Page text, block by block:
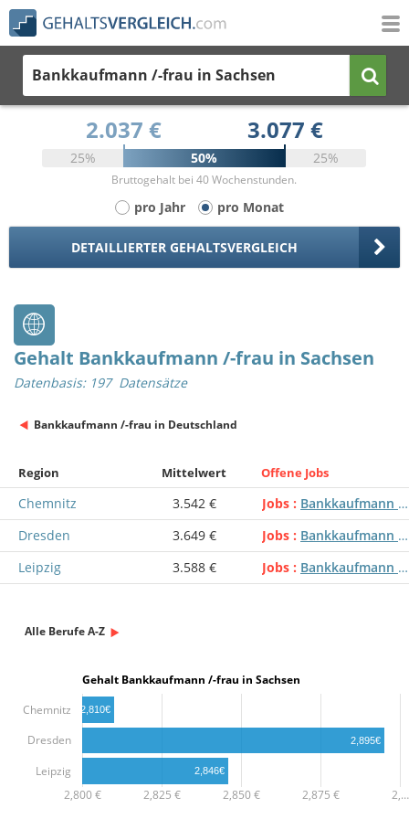
Bankkaufmann /-frau in Sachsen
2.037 € 3.077 €
25% 50% 25%
Bruttogehalt bei 40 Wochenstunden.
pro Jahr pro Monat
DETAILLIERTER GEHALTSVERGLEICH
Gehalt Bankkaufmann /-frau in Sachsen
Datenbasis: 197 Datensätze
Bankkaufmann /-frau in Deutschland
Region Mittelwert Offene Jobs
Chemnitz 3.542 € Jobs
Bankkaufmann /-frau
Dresden
3.649 € Jobs
Bankkaufmann /-frau
Leipzig
3.588 € Jobs Bankkaufmann /-frau
Alle Berufe A-Z
Gehalt Bankkaufmann /-frau in Sachsen
2,800 € 2,825 € 2,850 € 2,875 € 2,…
Chemnitz
Dresden
Leipzig
2,810€
2,895€
2,846€